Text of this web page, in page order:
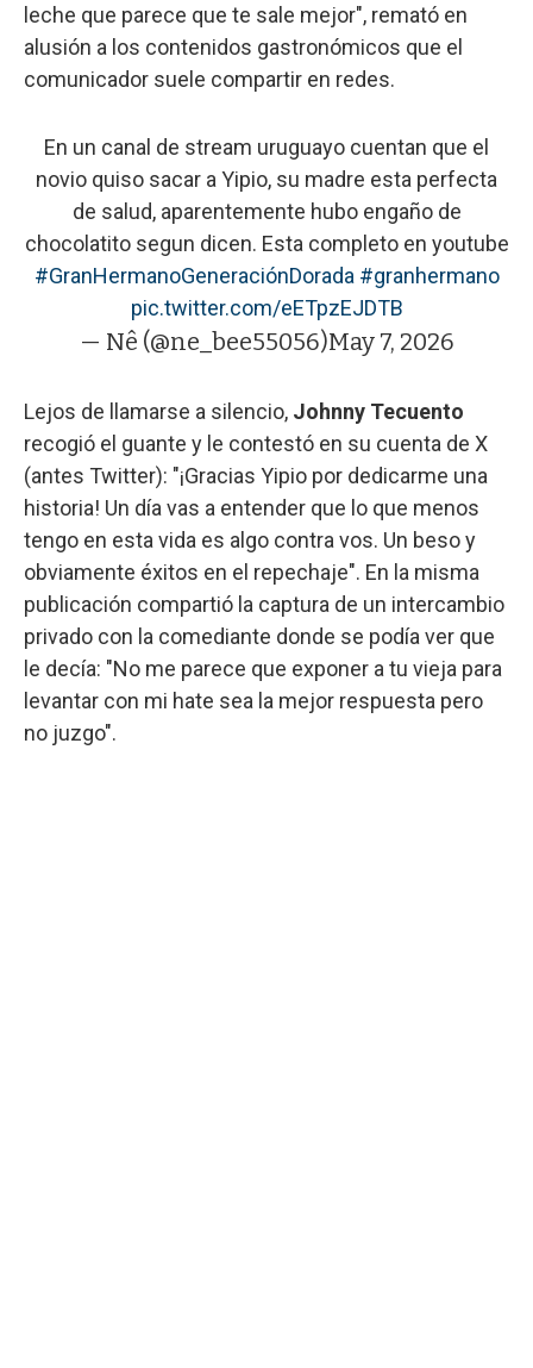
leche que parece que te sale mejor", remató en
alusión a los contenidos gastronómicos que el
comunicador suele compartir en redes.
En un canal de stream uruguayo cuentan que el
novio quiso sacar a Yipio, su madre esta perfecta
de salud, aparentemente hubo engaño de
chocolatito segun dicen. Esta completo en youtube
#GranHermanoGeneraciónDorada #granhermano
pic.twitter.com/eETpzEJDTB
— Nê (@ne_bee55056)May 7, 2026
Lejos de llamarse a silencio, Johnny Tecuento
recogió el guante y le contestó en su cuenta de X
(antes Twitter): "¡Gracias Yipio por dedicarme una
historia! Un día vas a entender que lo que menos
tengo en esta vida es algo contra vos. Un beso y
obviamente éxitos en el repechaje". En la misma
publicación compartió la captura de un intercambio
privado con la comediante donde se podía ver que
le decía: "No me parece que exponer a tu vieja para
levantar con mi hate sea la mejor respuesta pero
no juzgo".